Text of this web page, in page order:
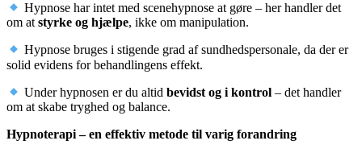
Hypnose har intet med scenehypnose at gøre – her handler det
om at styrke og hjælpe, ikke om manipulation.
Hypnose bruges i stigende grad af sundhedspersonale, da der er
solid evidens for behandlingens effekt.
Under hypnosen er du altidbevidst og i kontrol – det handler
om at skabe tryghed og balance.
Hypnoterapi – en effektiv metode til varig forandring